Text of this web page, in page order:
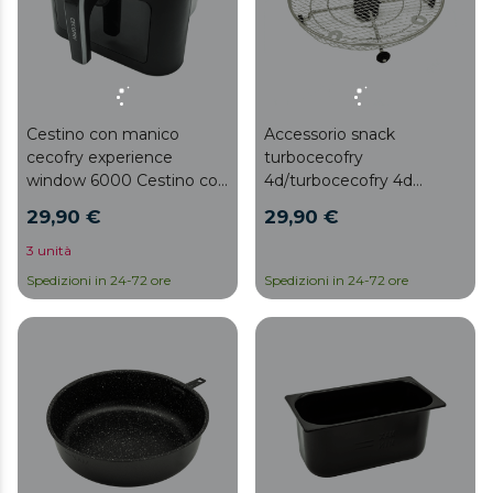
Cestino con manico
cecofry experience
window 6000 Cestino con
Experience Window 6000
29,90 €
3 unità
Spedizioni in 24-72 ore
Accessorio snack
turbocecofry
4d/turbocecofry 4d
Turbocecofry
Healthy
29,90 €
Spedizioni in 24-72 ore